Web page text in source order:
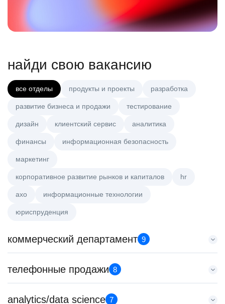
найди свою вакансию
все отделы продукты и проекты разработка
развитие бизнеса и продажи тестирование
дизайн клиентский сервис аналитика
финансы информационная безопасность
маркетинг
корпоративное развитие рынков и капиталов hr
axo информационные технологии
юриспруденция
коммерческий департамент 9
Key Account Manager (EdTech)
HeadHunter::Коммерческий департамент
150000 ₽
телефонные продажи 8
Менеджер по продажам в сегменте малого и среднего
analytics/data science 7